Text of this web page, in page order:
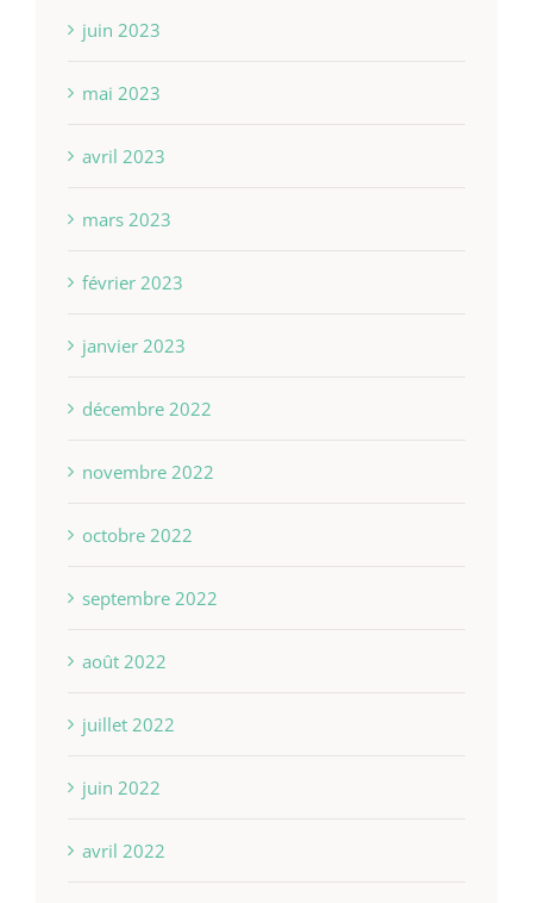
juin 2023
mai 2023
avril 2023
mars 2023
février 2023
janvier 2023
décembre 2022
novembre 2022
octobre 2022
septembre 2022
août 2022
juillet 2022
juin 2022
avril 2022